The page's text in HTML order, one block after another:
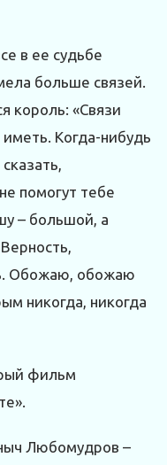
в ее судьбе
больше связей.
король: «Связи
Когда-нибудь
помогут тебе
– большой, а
Обожаю, обожаю
никогда, никогда
фильм
Любомудров –